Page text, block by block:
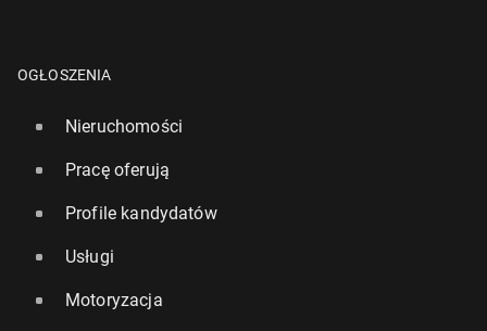
OGŁOSZENIA
Nieruchomości
Pracę oferują
Profile kandydatów
Usługi
Motoryzacja